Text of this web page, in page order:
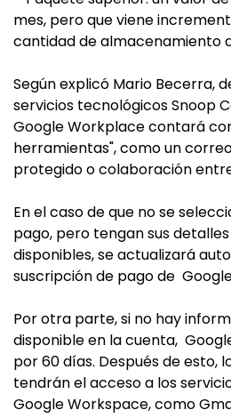
mes, pero que viene
cantidad de almacenamiento
Según explicó Mario Becerra,
servicios tecnológicos Snoop
Google Workplace contará
herramientas", como un
protegido o colaboración
En el caso de que no se
pago, pero tengan sus
disponibles, se actualizará
suscripción de pago de
Por otra parte, si no hay
disponible en la cuenta,
por 60 días. Después de esto,
tendrán el acceso a los
Google Workspace, como